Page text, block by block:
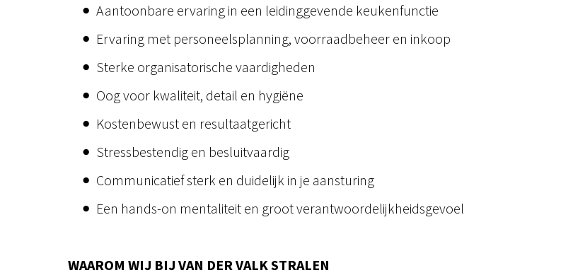
Aantoonbare ervaring in een leidinggevende keukenfunctie
Ervaring met personeelsplanning, voorraadbeheer en inkoop
Sterke organisatorische vaardigheden
Oog voor kwaliteit, detail en hygiëne
Kostenbewust en resultaatgericht
Stressbestendig en besluitvaardig
Communicatief sterk en duidelijk in je aansturing
Een hands-on mentaliteit en groot verantwoordelijkheidsgevoel
WAAROM WIJ BIJ VAN DER VALK STRALEN